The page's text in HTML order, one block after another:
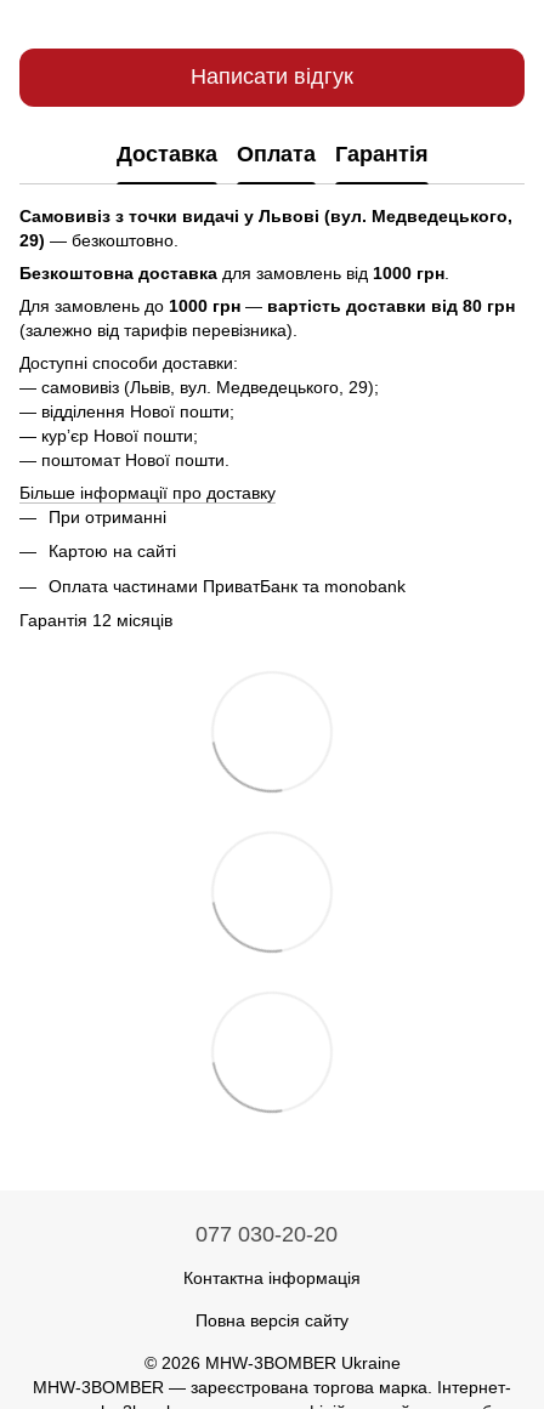
Написати відгук
Доставка Оплата Гарантія
Самовивіз з точки видачі у Львові (вул. Медведецького,
29) — безкоштовно.
Безкоштовна доставка для замовлень від 1000 грн
Для замовлень до 1000 грн — вартість доставки від 80 грн
(залежно від тарифів перевізника).
Доступні способи доставки:
— самовивіз (Львів, вул. Медведецького, 29);
— відділення Нової пошти;
— курʼєр Нової пошти;
— поштомат Нової пошти.
Більше інформації про доставку
При отриманні
Картою на сайті
Оплата частинами ПриватБанк та monobank
Гарантія 12 місяців
077 030-20-20
Контактна інформація
Повна версія сайту
© 2026 MHW-3BOMBER Ukraine
MHW-3BOMBER — зареєстрована торгова марка. Інтернет-